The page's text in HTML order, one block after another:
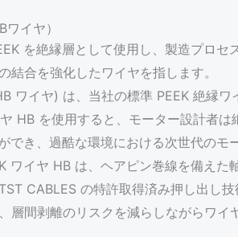
イヤ）
を絶縁層として使用し、製造プロ
結合を強化したワイヤを指します。
ワイヤ) は、当社の標準 PEEK 絶縁
HB を使用すると、モーター設計者
でき、過酷な環境における次世代のモ
ワイヤ HB は、ヘアピン巻線を備え
CABLES の特許取得済み押し出し
層間剥離のリスクを減らしながらワイ